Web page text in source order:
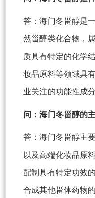
答：海门冬甾醇是
然甾醇类化合物，
质具有特定的化学
妆品原料等领域具
业关注的功能性成分
问：海门冬甾醇的
答：海门冬甾醇主
以及高端化妆品原
配制具有特定功效
合成其他甾体药物